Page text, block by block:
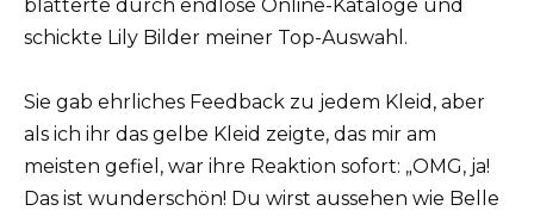
blätterte durch endlose Online-Kataloge und
schickte Lily Bilder meiner Top-Auswahl.
Sie gab ehrliches Feedback zu jedem Kleid, aber
als ich ihr das gelbe Kleid zeigte, das mir am
meisten gefiel, war ihre Reaktion sofort: „OMG, ja!
Das ist wunderschön! Du wirst aussehen wie Belle